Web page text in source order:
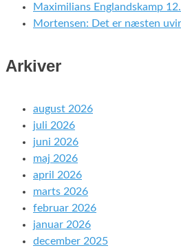
Maximilians Englandskamp
Mortensen: Det er næsten
Arkiver
august 2026
juli 2026
juni 2026
maj 2026
april 2026
marts 2026
februar 2026
januar 2026
december 2025